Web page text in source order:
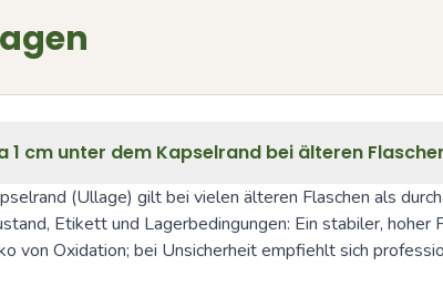
cm unter dem Kapselrand bei älteren
(Ullage) gilt bei vielen älteren Flaschen als
Etikett und Lagerbedingungen: Ein stabiler,
von Oxidation; bei Unsicherheit empfiehlt sich